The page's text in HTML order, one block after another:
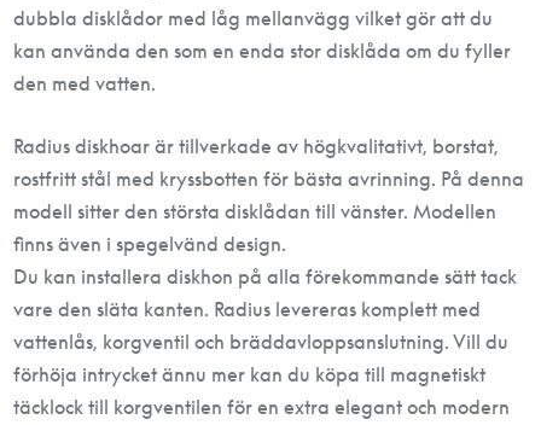
dubbla disklådor med låg mellanvägg vilket gör att du
kan använda den som en enda stor disklåda om du fyller
den med vatten.
Radius diskhoar är tillverkade av högkvalitativt, borstat,
rostfritt stål med kryssbotten för bästa avrinning. På denna
modell sitter den största disklådan till vänster. Modellen
finns även i spegelvänd design.
Du kan installera diskhon på alla förekommande sätt tack
vare den släta kanten. Radius levereras komplett med
vattenlås, korgventil och bräddavloppsanslutning. Vill du
förhöja intrycket ännu mer kan du köpa till magnetiskt
täcklock till korgventilen för en extra elegant och modern